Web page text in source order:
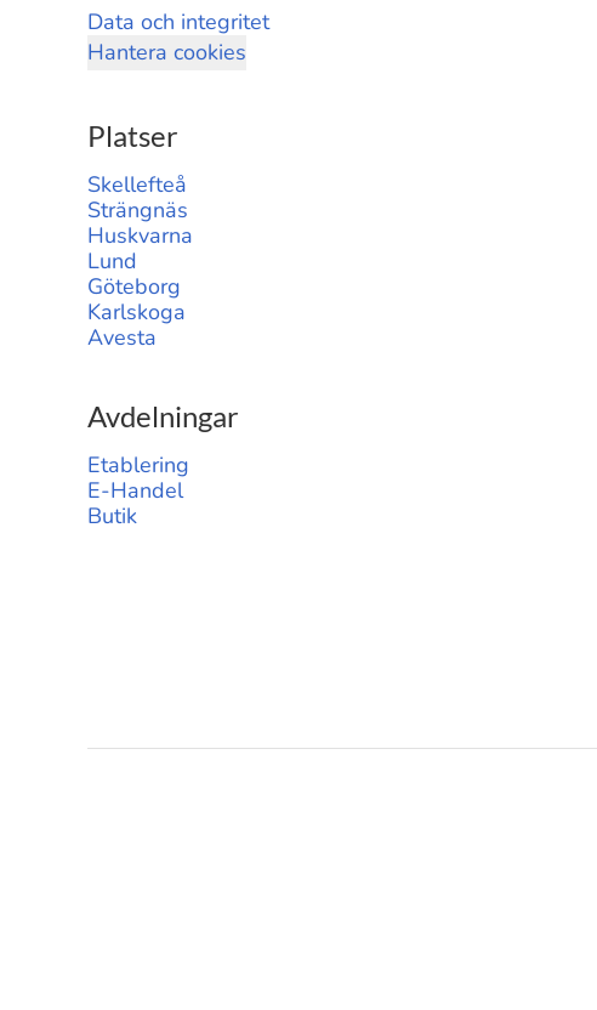
Data och integritet
Hantera cookies
Platser
Skellefteå
Strängnäs
Huskvarna
Lund
Göteborg
Karlskoga
Avesta
Avdelningar
Etablering
E-Handel
Butik